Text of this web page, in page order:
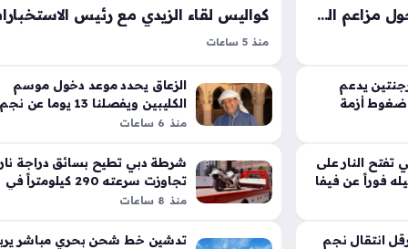
طرابزون سبور يحسم الجدل حول مزاعم الحجز القانوني على مستحقات محمد صلاح المالية
بيان رسمي
المتعلقة…
يدعم
ضغوط أزمة
تفتح النار على
فوراً عن فيفا
يعرقل انتقال نجم
منذ 5 ساعات
في ظل توترات أمنية متصاعدة؛ حيث يسعى
إلى احتواء التهديدات المتبادلة وضمان استقرار
تشكل زيارة الحميدان واللقاء مع رئيس الحكومة…
الزعاق يحدد موعد دخول موسم
الكليبين ويفصلنا 13 يوما عن نجم
سهيل
منذ 6 ساعات
شرطة دبي تطيح بسائق دراجة
تجاوزت سرعته 290 كيلومتراً في
الساعة
منذ 8 ساعات
تدشين خط شحن بحري مباشر